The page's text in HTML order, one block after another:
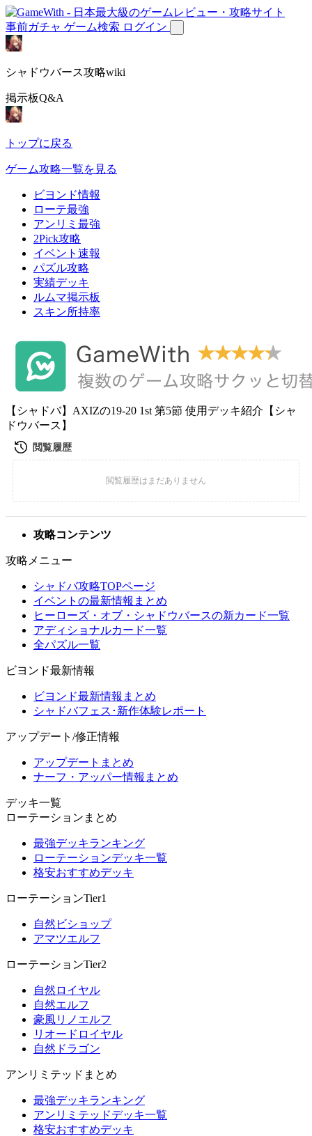
事前ガチャ ゲーム検索 ログイン
シャドウバース攻略wiki
掲示板Q&A
トップに戻る
ゲーム攻略一覧を見る
ビヨンド情報
ローテ最強
アンリミ最強
2Pick攻略
イベント速報
パズル攻略
実績デッキ
ルムマ掲示板
スキン所持率
【シャドバ】AXIZの19-20 1st 第5節 使用デッキ紹介【シャ
ドウバース】
攻略コンテンツ
攻略メニュー
シャドバ攻略TOPページ
イベントの最新情報まとめ
ヒーローズ・オブ・シャドウバースの新カード一覧
アディショナルカード一覧
全パズル一覧
ビヨンド最新情報
ビヨンド最新情報まとめ
シャドバフェス･新作体験レポート
アップデート/修正情報
アップデートまとめ
ナーフ・アッパー情報まとめ
デッキ一覧
ローテーションまとめ
最強デッキランキング
ローテーションデッキ一覧
格安おすすめデッキ
ローテーションTier1
自然ビショップ
アマツエルフ
ローテーションTier2
自然ロイヤル
自然エルフ
豪風リノエルフ
リオードロイヤル
自然ドラゴン
アンリミテッドまとめ
最強デッキランキング
アンリミテッドデッキ一覧
格安おすすめデッキ